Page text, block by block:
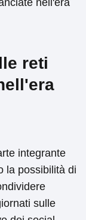
nell'era
reti
integrante
la possibilità di
sulle